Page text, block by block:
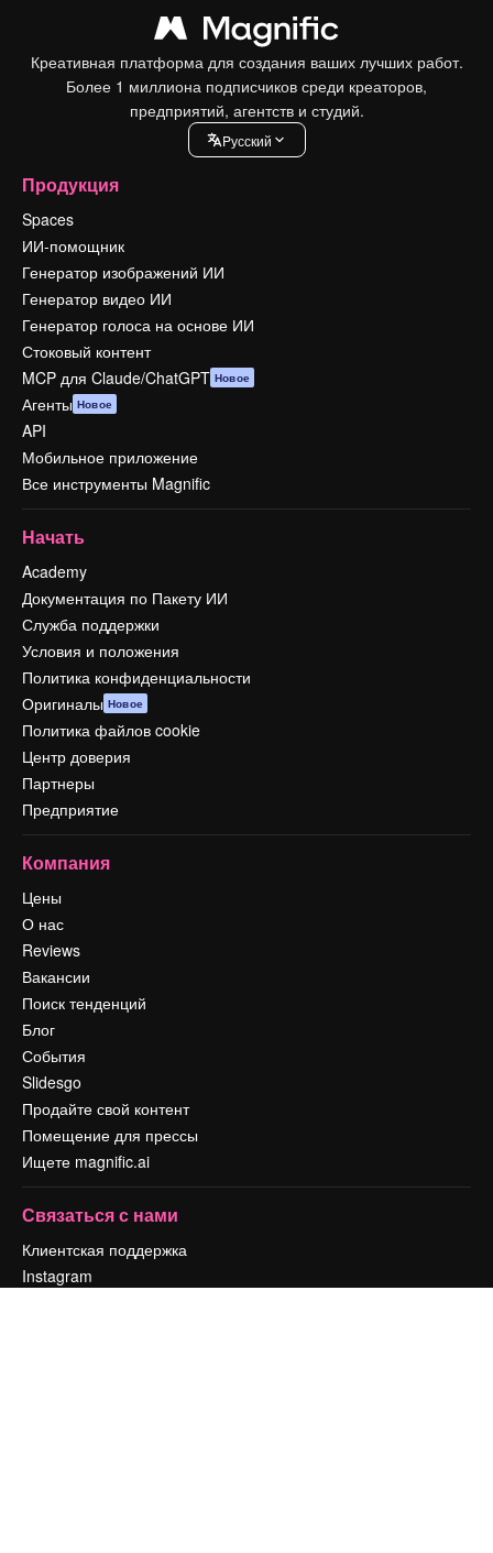
Креативная платформа для создания ваших лучших работ.
Более 1 миллиона подписчиков среди креаторов,
предприятий, агентств и студий.
Pусский
Продукция
Spaces
ИИ-помощник
Генератор изображений ИИ
Генератор видео ИИ
Генератор голоса на основе ИИ
Стоковый контент
MCP для Claude/ChatGPT Новое
Агенты Новое
API
Мобильное приложение
Все инструменты Magnific
Начать
Academy
Документация по Пакету ИИ
Служба поддержки
Условия и положения
Политика конфиденциальности
Оригиналы Новое
Политика файлов cookie
Центр доверия
Партнеры
Предприятие
Компания
Цены
О нас
Reviews
Вакансии
Поиск тенденций
Блог
События
Slidesgo
Продайте свой контент
Помещение для прессы
Ищете magnific.ai
Связаться с нами
Клиентская поддержка
Instagram